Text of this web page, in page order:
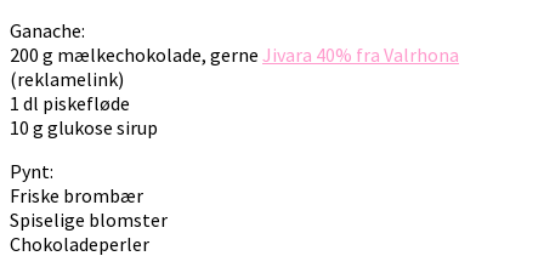
Ganache:
200 g mælkechokolade, gerne Jivara 40% fra Valrhona
(reklamelink)
1 dl piskefløde
10 g glukose sirup
Pynt:
Friske brombær
Spiselige blomster
Chokoladeperler